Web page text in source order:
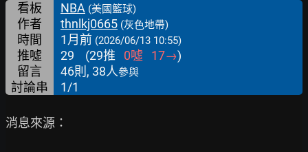
看板 NBA (美國籃球)
作者 thnlkj0665 (灰色地帶)
時間 1月前 (2026/06/13 10:55)
推噓 29 (29推 0噓 17→)
留言
46則, 38人參與
討論串 1/1
消息來源：